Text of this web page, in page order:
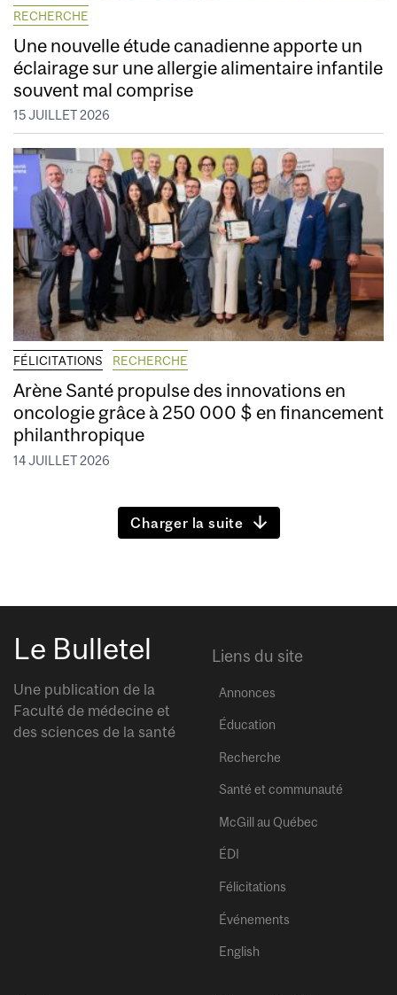
RECHERCHE
Une nouvelle étude canadienne apporte un
éclairage sur une allergie alimentaire infantile
souvent mal comprise
15 JUILLET 2026
FÉLICITATIONS RECHERCHE
Arène Santé propulse des innovations en
oncologie grâce à 250 000 $ en financement
philanthropique
14 JUILLET 2026
Charger la suite
Le Bulletel
Une publication de la
Faculté de médecine et
des sciences de la santé
Liens du site
Annonces
Éducation
Recherche
Santé et communauté
McGill au Québec
ÉDI
Félicitations
Événements
English